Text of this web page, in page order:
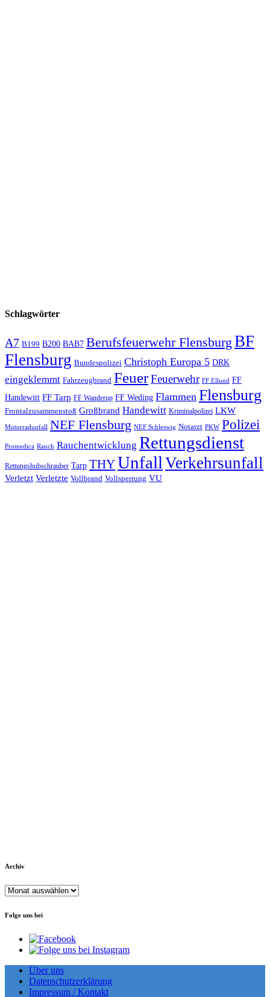
Schlagwörter
A7 B199 B200 BAB7 Berufsfeuerwehr Flensburg BF
Flensburg Bundespolizei Christoph Europa 5 DRK
eingeklemmt Fahrzeugbrand FeuerFeuerwehr FF Ellund FF
Handewitt FF Tarp FF Wanderup FF Weding Flammen Flensburg
Frontalzusammenstoß Großbrand Handewitt Kriminalpolizei LKW
Motorradunfall NEF Flensburg NEF Schleswig Notarzt PKW Polizei
Promedica Rauch Rauchentwicklung Rettungsdienst
Rettungshubschrauber Tarp THYUnfall Verkehrsunfall
Verletzt Verletzte Vollbrand Vollsperrung VU
Archiv
Archiv
Folge uns bei
Über uns
Datenschutzerklärung
Impressum / Kontakt